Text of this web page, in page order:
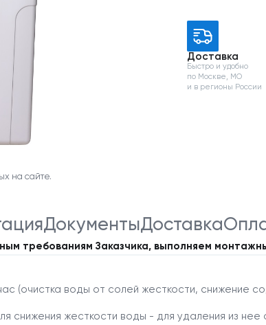
Доставка
Быстро и удобно
по Москве, МО
и в регионы России
на сайте.
ДокументыДоставка
требованиям Заказчика, выполняем
(очистка воды от солей жесткости, снижение
снижения жесткости воды - для удаления из